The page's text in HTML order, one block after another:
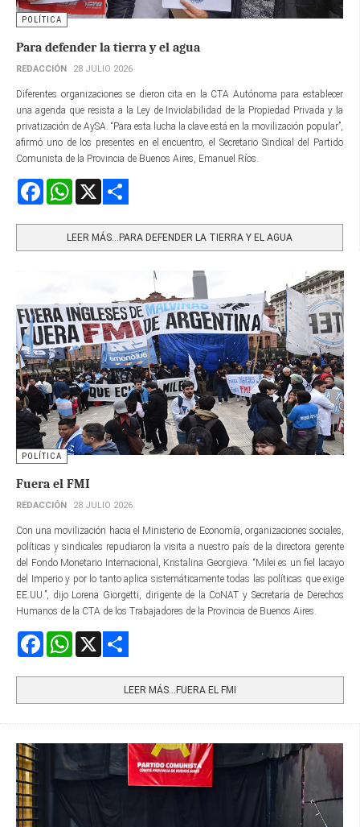
POLÍTICA
Para defender la tierra y el agua
REDACCIÓN 28 JULIO 2026
Diferentes organizaciones se dieron cita en la CTA Autónoma para establecer
una agenda que resista a la Ley de Inviolabilidad de la Propiedad Privada y la
privatización de AySA. “Para esta lucha la clave está en la movilización popular”,
afirmó uno de los presentes en el encuentro, el Secretario Sindical del Partido
Comunista de la Provincia de Buenos Aires, Emanuel Ríos.
FacebookWhatsApp
LEER MÁS…PARA DEFENDER LA TIERRA Y EL AGUA
POLÍTICA
Fuera el FMI
REDACCIÓN 28 JULIO 2026
Con una movilización hacia el Ministerio de Economía, organizaciones sociales,
políticas y sindicales repudiaron la visita a nuestro país de la directora gerente​
del Fondo Monetario Internacional, Kristalina Georgieva. “Milei es un fiel lacayo
del Imperio y por lo tanto aplica sistemáticamente todas las políticas que exige
EE.UU.”, dijo Lorena Giorgetti, dirigente de la CoNAT y Secretaria de Derechos
Humanos de la CTA de los Trabajadores de la Provincia de Buenos Aires.
FacebookWhatsApp
LEER MÁS…FUERA EL FMI